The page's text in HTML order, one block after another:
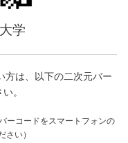
学
方は、以下の二次元バー
。
ーコードをスマートフォンの
さい）